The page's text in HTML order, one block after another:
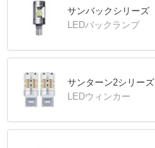
サンバックシリーズ
LEDバックランプ
サンターン2シリーズ
LEDウィンカー